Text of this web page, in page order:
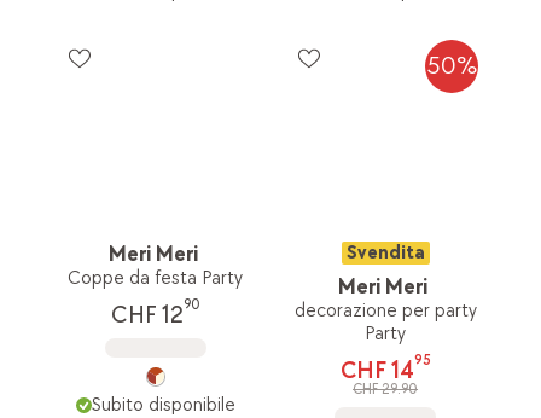
Meri Meri
Coppe da festa Party
CHF 1290
Subito disponibile
50%
Svendita
Meri Meri
decorazione per party
Party
CHF 1495
CHF 29.90